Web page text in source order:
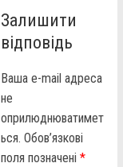
Залишити
відповідь
Ваша e-mail адреса
не
оприлюднюватимет
ься. Обов’язкові
поля позначені*